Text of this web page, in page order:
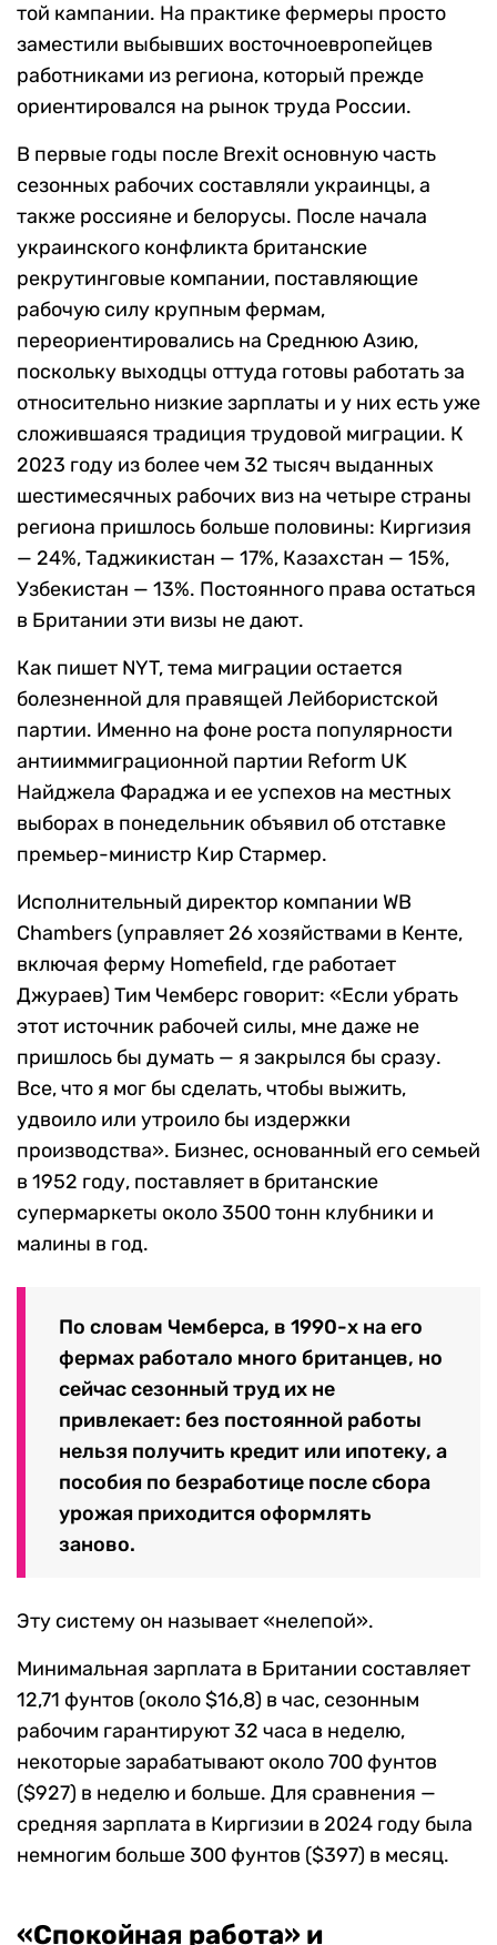
той кампании. На практике фермеры просто
заместили выбывших восточноевропейцев
работниками из региона, который прежде
ориентировался на рынок труда России.
В первые годы после Brexit основную часть
сезонных рабочих составляли украинцы, а
также россияне и белорусы. После начала
украинского конфликта британские
рекрутинговые компании, поставляющие
рабочую силу крупным фермам,
переориентировались на Среднюю Азию,
поскольку выходцы оттуда готовы работать за
относительно низкие зарплаты и у них есть уже
сложившаяся традиция трудовой миграции. К
2023 году из более чем 32 тысяч выданных
шестимесячных рабочих виз на четыре страны
региона пришлось больше половины: Киргизия
— 24%, Таджикистан — 17%, Казахстан — 15%,
Узбекистан — 13%. Постоянного права остаться
в Британии эти визы не дают.
Как пишет NYT, тема миграции остается
болезненной для правящей Лейбористской
партии. Именно на фоне роста популярности
антииммиграционной партии Reform UK
Найджела Фараджа и ее успехов на местных
выборах в понедельник объявил об отставке
премьер-министр Кир Стармер.
Исполнительный директор компании WB
Chambers (управляет 26 хозяйствами в Кенте,
включая ферму Homefield, где работает
Джураев) Тим Чемберс говорит: «Если убрать
этот источник рабочей силы, мне даже не
пришлось бы думать — я закрылся бы сразу.
Все, что я мог бы сделать, чтобы выжить,
удвоило или утроило бы издержки
производства». Бизнес, основанный его семьей
в 1952 году, поставляет в британские
супермаркеты около 3500 тонн клубники и
малины в год.
По словам Чемберса, в 1990-х на его
фермах работало много британцев, но
сейчас сезонный труд их не
привлекает: без постоянной работы
нельзя получить кредит или ипотеку, а
пособия по безработице после сбора
урожая приходится оформлять
заново.
Эту систему он называет «нелепой».
Минимальная зарплата в Британии составляет
12,71 фунтов (около $16,8) в час, сезонным
рабочим гарантируют 32 часа в неделю,
некоторые зарабатывают около 700 фунтов
($927) в неделю и больше. Для сравнения —
средняя зарплата в Киргизии в 2024 году была
немногим больше 300 фунтов ($397) в месяц.
«Спокойная работа» и